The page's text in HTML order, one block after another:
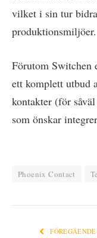
vilket i sin tur
produktionsmiljöer.
Förutom Switchen
ett komplett utbud
kontakter (för
som önskar
Phoenix Contact